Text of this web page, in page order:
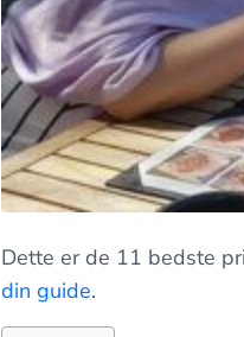
Dette er de 11 bedste
din guide.